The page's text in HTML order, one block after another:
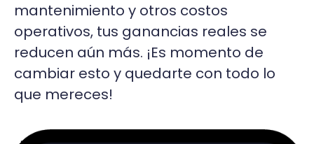
mantenimiento y otros costos
operativos, tus ganancias reales se
reducen aún más. ¡Es momento de
cambiar esto y quedarte con todo lo
que mereces!